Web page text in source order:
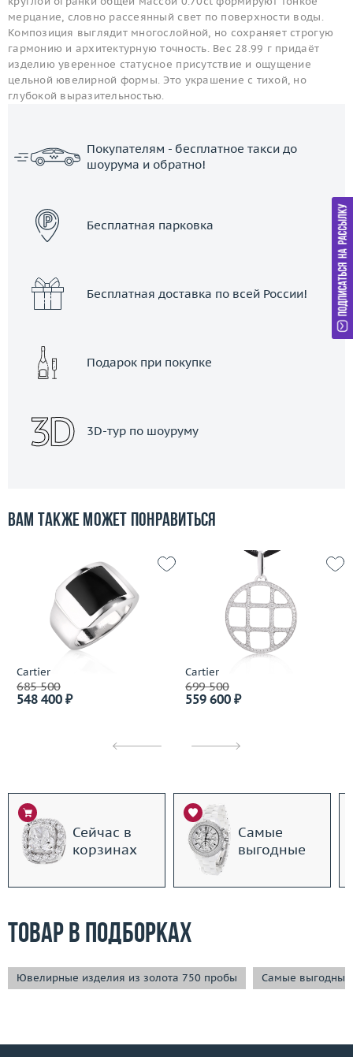
мерцание, словно рассеянный свет по поверхности воды.
Композиция выглядит многослойной, но сохраняет строгую
гармонию и архитектурную точность. Вес 28.99 г придаёт
изделию уверенное статусное присутствие и ощущение
цельной ювелирной формы. Это украшение с тихой, но
глубокой выразительностью.
Покупателям - бесплатное такси до
шоурума и обратно!
Бесплатная парковка
Бесплатная доставка по всей России!
Подарок при покупке
3D-тур по шоуруму
Вам также может понравиться
Cartier
685 500
548 400 ₽
Cartier
699 500
559 600 ₽
Сейчас в
корзинах
Самые
выгодные
Товар в подборках
Ювелирные изделия из золота 750 пробы Самые